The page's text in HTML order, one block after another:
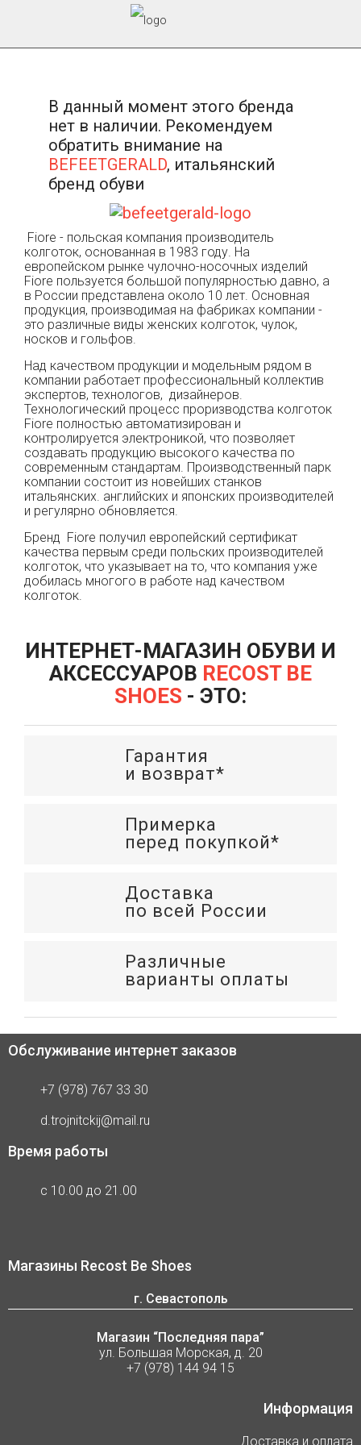
В данный момент этого бренда
нет в наличии. Рекомендуем
обратить внимание на
BEFEETGERALD, итальянский
бренд обуви
Fiore - польская компания производитель
колготок, основанная в 1983 году. На
европейском рынке чулочно-носочных изделий
Fiore пользуется большой популярностью давно, а
в России представлена около 10 лет. Основная
продукция, производимая на фабриках компании -
это различные виды женских колготок, чулок,
носков и гольфов.
Над качеством продукции и модельным рядом в
компании работает профессиональный коллектив
экспертов, технологов, дизайнеров.
Технологический процесс проризводства колготок
Fiore полностью автоматизирован и
контролируется электроникой, что позволяет
создавать продукцию высокого качества по
современным стандартам. Производственный парк
компании состоит из новейших станков
итальянских. английских и японских производителей
и регулярно обновляется.
Бренд Fiore получил европейский сертификат
качества первым среди польских производителей
колготок, что указывает на то, что компания уже
добилась многого в работе над качеством
колготок.
ИНТЕРНЕТ-МАГАЗИН ОБУВИ И
АКСЕССУАРОВ RECOST BE
SHOES - ЭТО:
Гарантия
и возврат*
Примерка
перед покупкой*
Доставка
по всей России
Различные
варианты оплаты
Обслуживание интернет заказов
+7 (978) 767 33 30
d.trojnitckij@mail.ru
Время работы
с 10.00 до 21.00
Магазины Recost Be Shoes
г. Севастополь
Магазин “Последняя пара”
ул. Большая Морская, д. 20
+7 (978) 144 94 15
Информация
Доставка и оплата